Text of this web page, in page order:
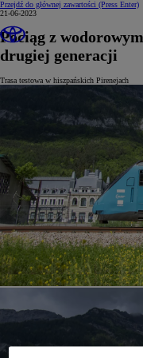
Przejdź do głównej zawartości (Press Enter)
21-06-2023
Pociąg z
drugiej generacji
Trasa testowa w hiszpańskich Pirenejach